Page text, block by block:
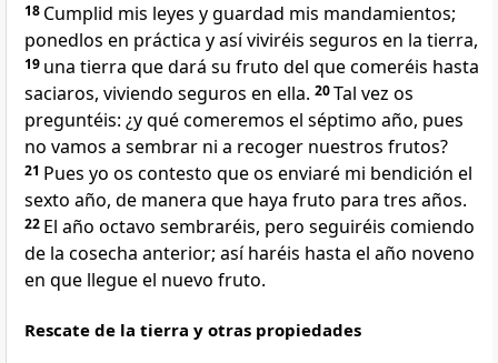
18 Cumplid mis leyes y guardad mis mandamientos;
ponedlos en práctica y así viviréis seguros en la tierra,
19 una tierra que dará su fruto del que comeréis hasta
saciaros, viviendo seguros en ella. 20Tal vez os
preguntéis: ¿y qué comeremos el séptimo año, pues
no vamos a sembrar ni a recoger nuestros frutos?
21 Pues yo os contesto que os enviaré mi bendición el
sexto año, de manera que haya fruto para tres años.
22 El año octavo sembraréis, pero seguiréis comiendo
de la cosecha anterior; así haréis hasta el año noveno
en que llegue el nuevo fruto.
Rescate de la tierra y otras propiedades